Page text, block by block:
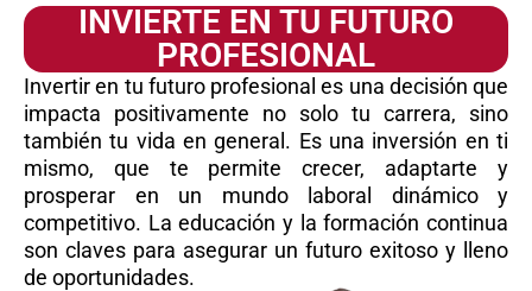
INVIERTE EN TU FUTURO
PROFESIONAL
Invertir en tu futuro profesional es una decisión que
impacta positivamente no solo tu carrera, sino
también tu vida en general. Es una inversión en ti
mismo, que te permite crecer, adaptarte y
prosperar en un mundo laboral dinámico y
competitivo. La educación y la formación continua
son claves para asegurar un futuro exitoso y lleno
de oportunidades.